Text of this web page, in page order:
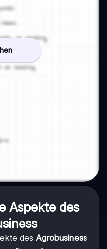
Aspekte des
des Agrobusiness